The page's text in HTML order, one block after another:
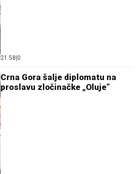
21:58 0
Crna Gora šalje diplomatu na
proslavu zločinačke „Oluje”